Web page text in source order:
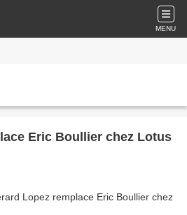
MENU
Eric Boullier chez Lotus